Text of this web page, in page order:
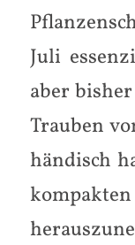
Juli
aber
Trauben
händisch